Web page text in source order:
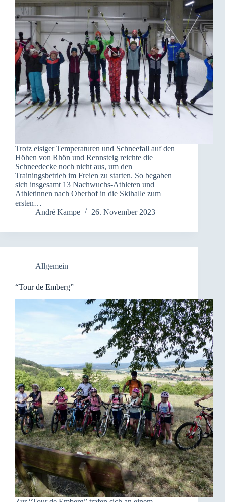
Trotz eisiger Temperaturen und Schneefall auf den
Höhen von Rhön und Rennsteig reichte die
Schneedecke noch nicht aus, um den
Trainingsbetrieb im Freien zu starten. So begaben
sich insgesamt 13 Nachwuchs-Athleten und
Athletinnen nach Oberhof in die Skihalle zum
ersten…
André Kampe
26. November 2023
Allgemein
“Tour de Emberg”